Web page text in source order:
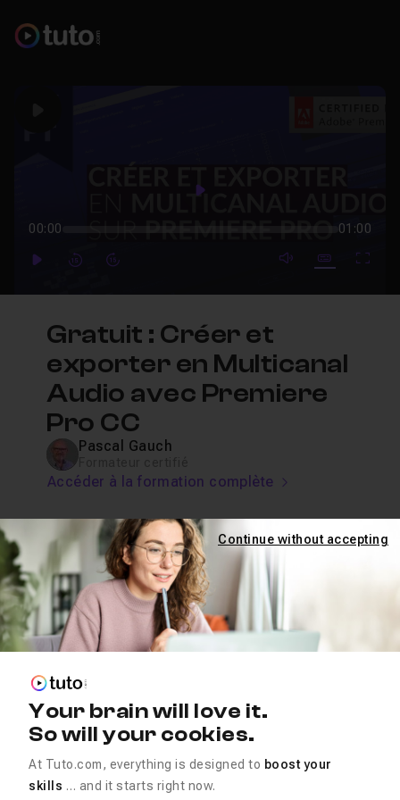
Play
00:00 01:00
PlayForwardForward mute video
Subtitles
Gratuit : Créer et
exporter en Multicanal
Audio avec Premiere
Pro CC
Pascal Gauch
Accéder à la formation complète